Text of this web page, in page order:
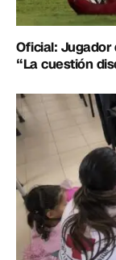
Oficial: Jugador
“La cuestión